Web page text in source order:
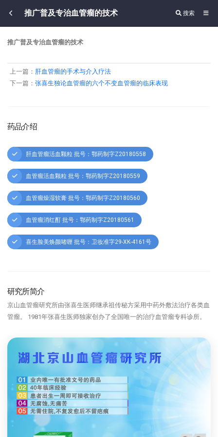
推广普及专治血管瘤的技术 搜索
推广普及专治血管瘤的技术
上一篇： 肝血管瘤的手术与介入疗法
下一篇： 张喜生独论血管瘤的六个不变血管瘤的临床表现
药品介绍
肝血管瘤活血颗粒 批号：鄂药制字Z20180558
血管瘤活血颗粒 批号：鄂药制字Z20180559
血管瘤燥湿软膏 批号：鄂药制字Z20180560
血管瘤消红酊 批号：鄂药制字Z20180561
喜生脸美焕颜啫喱 批号：卫妆准字29-XK-4161号
研究所简介
京山血管瘤研究所由张喜生医师继承祖传秘方采用中药外敷法治疗各类血
管瘤。 1981年张喜生医师独家创办了全国唯一的治疗血管瘤专科诊所。